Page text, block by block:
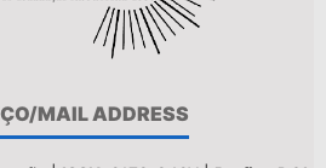
MAIL ADDRESS